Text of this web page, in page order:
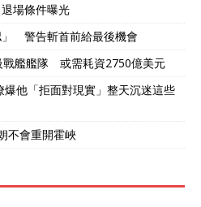
場條件曝光
」 警告斬首前給最後機會
戰艦艦隊 或需耗資2750億美元
他「拒面對現實」整天沉迷這些
不會重開霍峽